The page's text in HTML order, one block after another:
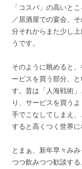
「コスパ」の高いと
／居酒屋での宴会、
分それからまた少し
うです。
そのように眺めると
ービスを買う部分、
す。昔は「人海戦術
り、サービスを買う
手でこなしてしまえ
すると高くつく世界に
とまぁ、新年早々み
つつ飲みつつ歓談す